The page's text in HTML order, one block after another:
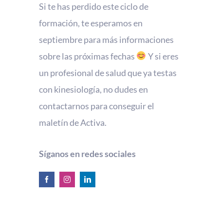
Si te has perdido este ciclo de
formación, te esperamos en
septiembre para más informaciones
sobre las próximas fechas
Y si eres
un profesional de salud que ya testas
con kinesiología, no dudes en
contactarnos para conseguir el
maletín de Activa.
Síganos en redes sociales